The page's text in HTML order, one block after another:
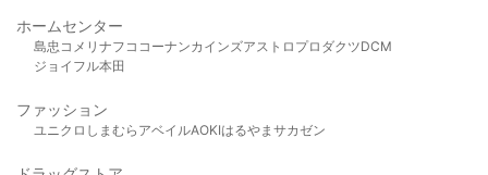
ホームセンター
島忠 コメリ ナフコ コーナンカインズアストロプロダクツDCM
ジョイフル本田
ファッション
ユニクロ しまむら アベイルAOKIはるやま サカゼン